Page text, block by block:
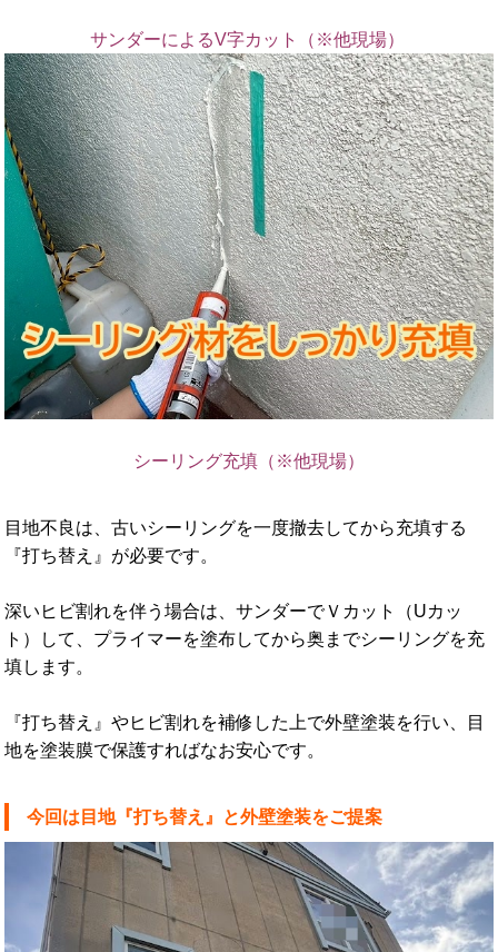
サンダーによるV字カット（※他現場）
シーリング充填（※他現場）
目地不良は、古いシーリングを一度撤去してから充填する
『打ち替え』が必要です。
深いヒビ割れを伴う場合は、サンダーでＶカット（Uカッ
ト）して、プライマーを塗布してから奥までシーリングを充
填します。
『打ち替え』やヒビ割れを補修した上で外壁塗装を行い、目
地を塗装膜で保護すればなお安心です。
今回は目地『打ち替え』と外壁塗装をご提案